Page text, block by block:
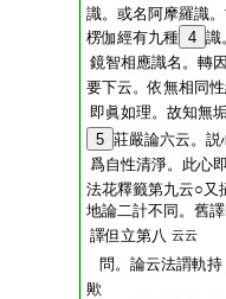
識。或名阿摩羅識
楞伽經有九種 4 識
鏡智相應識名。轉
要下云。依無相同
即眞如理。故知無
5 莊嚴論六云。
爲自性清淨。此心
法花釋籤第九云○又
地論二計不同。舊
譯但立第八 云云
問。論云法謂軌持
歟